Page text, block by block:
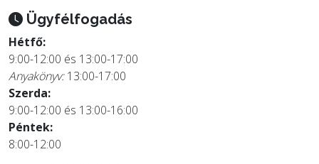
Ügyfélfogadás
Hétfő:
9:00-12:00 és 13:00-17:00
Anyakönyv:13:00-17:00
Szerda:
9:00-12:00 és 13:00-16:00
Péntek:
8:00-12:00